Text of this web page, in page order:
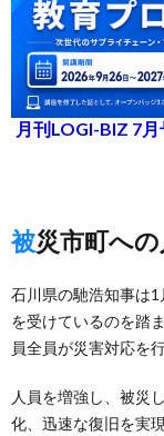
月刊LOGI-BIZ 7
被災市町へ
石川県の馳浩知事は
を受けているのを踏
員全員が災害対応を
人員を増強し、被災
化、迅速な復旧を実